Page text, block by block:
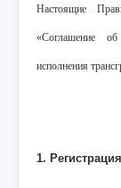
Настоящие
«Соглашение
исполнения
1.